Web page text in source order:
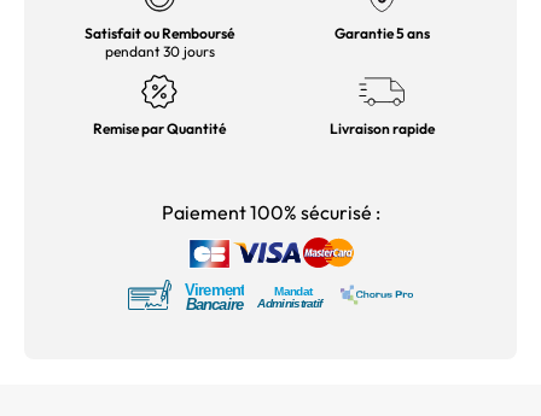
Satisfait ou Remboursé
pendant 30 jours
Garantie 5 ans
Remise par Quantité Livraison rapide
Paiement 100% sécurisé :